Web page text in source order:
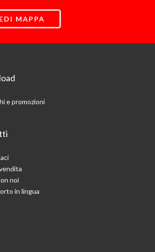
MAPPA
e promozioni
noi
in lingua